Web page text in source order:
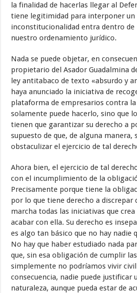
la finalidad de hacerlas llegar al
tiene legitimidad para interponer un
inconstitucionalidad entra dentro de
nuestro ordenamiento jurídico.
Nada se puede objetar, en
propietario del Asador Guadalmina
ley antitabaco de texto «absurdo y
haya anunciado la iniciativa de
plataforma de empresarios contra
solamente puede hacerlo, sino que
tienen que garantizar su derecho a
supuesto de que, de alguna manera,
obstaculizar el ejercicio de tal
Ahora bien, el ejercicio de tal
con el incumplimiento de la
Precisamente porque tiene la
por lo que tiene derecho a discrepar
marcha todas las iniciativas que
acabar con ella. Su derecho es
es algo tan básico que no hay nadie
No hay que haber estudiado nada
que, sin esa obligación de cumplir
simplemente no podríamos vivir
consecuencia, nadie puede justificar
naturaleza, aunque pueda estar de